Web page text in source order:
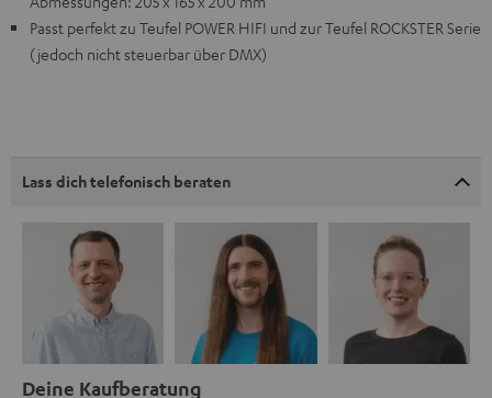
Passt perfekt zu Teufel POWER HIFI und zur Teufel ROCKSTER Serie
(jedoch nicht steuerbar über DMX)
Lass dich telefonisch beraten
Deine Kaufberatung